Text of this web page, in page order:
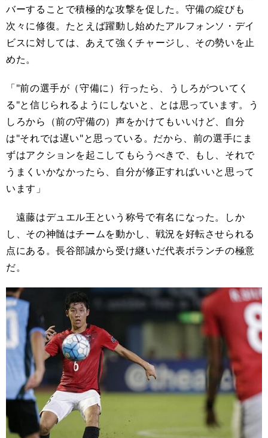
バーすることで積極的な攻撃を促した。守備の綻びも
次々に修復。たとえば躍動し始めたアルフォンソ・デイ
ビスに対しては、あえて強くチャージし、その勢いを止
めた。
「"前の選手が（守備に）行ったら、うしろがついてく
る"と信じられるようにしないと、とは思っています。う
しろから（前の守備の）声をかけてもいいけど、自分
は"それでは遅い"と思っている。だから、前の選手にま
ずはアクションを起こしてもらうべきで、もし、それで
うまくいかなかったら、自分が修正すればいいと思って
います」
遠藤はデュエル王という称号で有名になった。しか
し、その神髄はチームを動かし、戦況を好転させられる
点にある。長谷部誠から受け継いだ代表ボランチの極意
だ。